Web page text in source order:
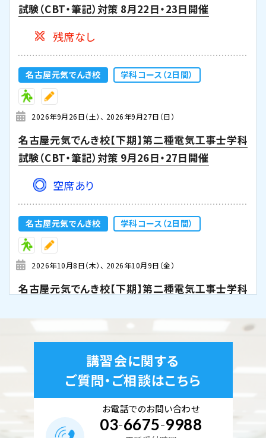
試験（CBT・筆記）対策 8月22日・23日開催
残席なし
名古屋元気でんき校 学科コース（2日間）
2026年9月26日（土） 2026年9月27日（日）
名古屋元気でんき校【下期】第二種電気工事士学科
試験（CBT・筆記）対策 9月26日・27日開催
空席あり
名古屋元気でんき校 学科コース（2日間）
2026年10月8日（木） 2026年10月9日（金）
名古屋元気でんき校【下期】第二種電気工事士学科
名古屋元気でんき校 学科コース（2日間）
2026年10月10日（土） 2026年10月11日（日）
講習会に関する
ご質問・ご相談はこちら
お電話でのお問い合わせ
03-6675-9988